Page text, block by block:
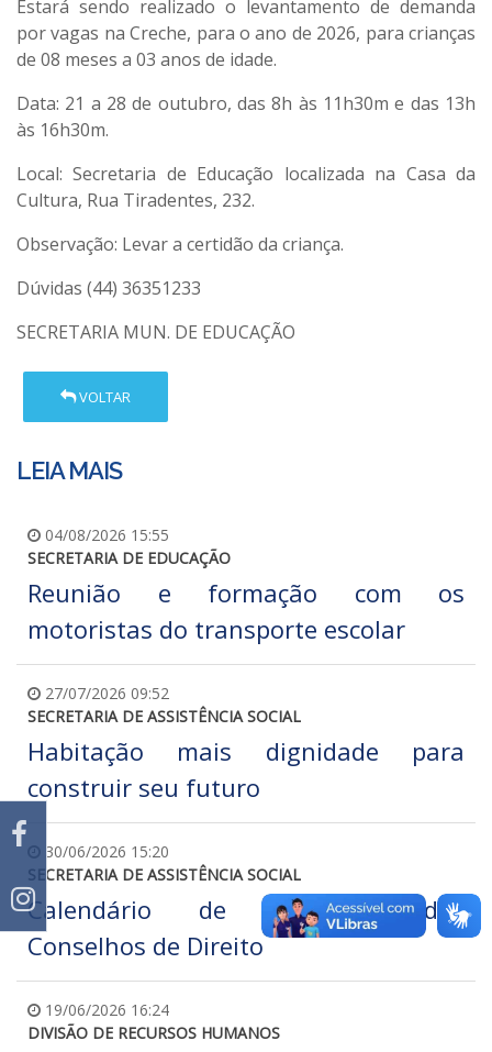
Estará sendo realizado o levantamento de demanda
por vagas na Creche, para o ano de 2026, para crianças
de 08 meses a 03 anos de idade.
Data: 21 a 28 de outubro, das 8h às 11h30m e das 13h
às 16h30m.
Local: Secretaria de Educação localizada na Casa da
Cultura, Rua Tiradentes, 232.
Observação: Levar a certidão da criança.
Dúvidas (44) 36351233
SECRETARIA MUN. DE EDUCAÇÃO
VOLTAR
LEIA MAIS
04/08/2026 15:55
SECRETARIA DE EDUCAÇÃO
Reunião e formação com os
motoristas do transporte escolar
27/07/2026 09:52
SECRETARIA DE ASSISTÊNCIA SOCIAL
Habitação mais dignidade para
construir seu futuro
30/06/2026 15:20
SECRETARIA DE ASSISTÊNCIA SOCIAL
Calendário de Reuniões dos
Conselhos de Direito
19/06/2026 16:24
DIVISÃO DE RECURSOS HUMANOS